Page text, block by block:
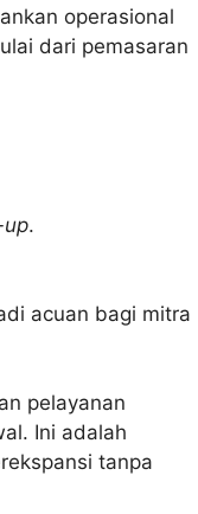
operasional
dari pemasaran
.
acuan bagi mitra
pelayanan
Ini adalah
tanpa